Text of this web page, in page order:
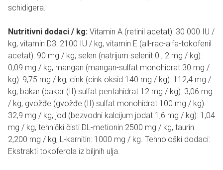
schidigera.
Nutritivni dodaci / kg: Vitamin A (retinil acetat): 30 000 IU /
kg, vitamin D3: 2100 IU / kg, vitamin E (all-rac-alfa-tokofenil
acetat): 90 mg / kg, selen (natrijum selenit 0 , 2 mg / kg):
0,09 mg / kg, mangan (mangan-sulfat monohidrat 30 mg /
kg): 9,75 mg / kg, cink (cink oksid 140 mg / kg): 112,4 mg /
kg, bakar (bakar (II) sulfat pentahidrat 12 mg / kg): 3,06 mg
/ kg, gvožđe (gvožđe (II) sulfat monohidrat 100 mg / kg):
32,9 mg / kg, jod (bezvodni kalcijum jodat 1,6 mg / kg): 1,04
mg / kg, tehnički čisti DL-metionin 2500 mg / kg, taurin:
2,200 mg / kg, L-karnitin: 1000 mg / kg. Tehnološki dodaci:
Ekstrakti tokoferola iz biljnih ulja.